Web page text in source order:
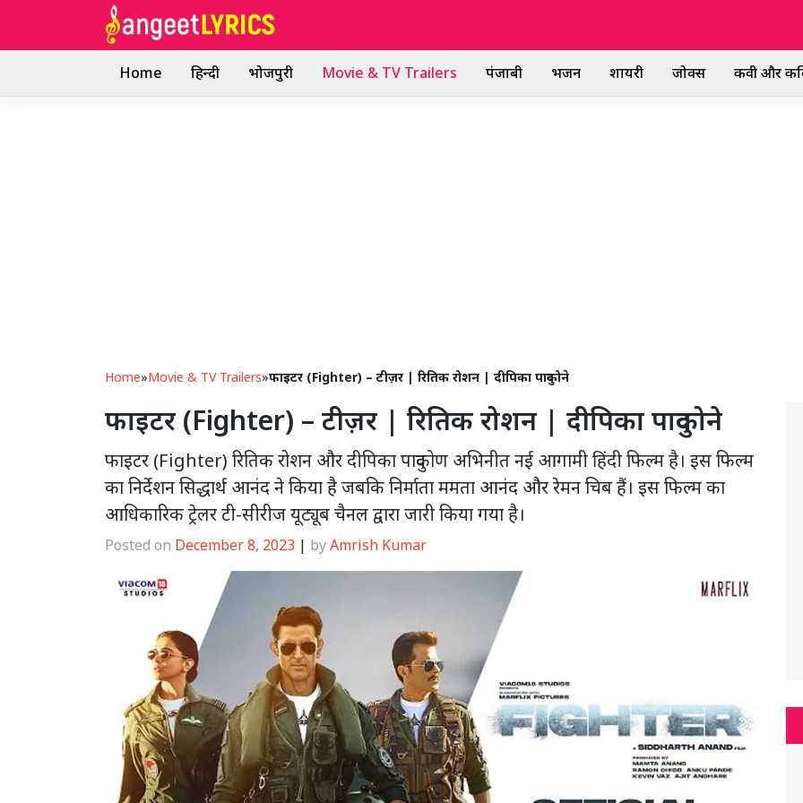
Home हिन्दी भोजपुरी Movie & TV Trailers पंजाबी भजन शायरी जोक्स कवी और
Home»Movie & TV Trailers»फाइटर (Fighter) – टीज़र | रितिक रोशन | दीपिका पादुकोने
फाइटर (Fighter) – टीज़र | रितिक रोशन | दीपिका पादुकोने
फाइटर (Fighter) रितिक रोशन और दीपिका पादुकोण अभिनीत नई आगामी हिंदी फिल्म है। इस फिल्म
का निर्देशन सिद्धार्थ आनंद ने किया है जबकि निर्माता ममता आनंद और रेमन चिब हैं। इस फिल्म का
आधिकारिक ट्रेलर टी-सीरीज यूट्यूब चैनल द्वारा जारी किया गया है।
Posted on December 8, 2023 | byAmrish Kumar